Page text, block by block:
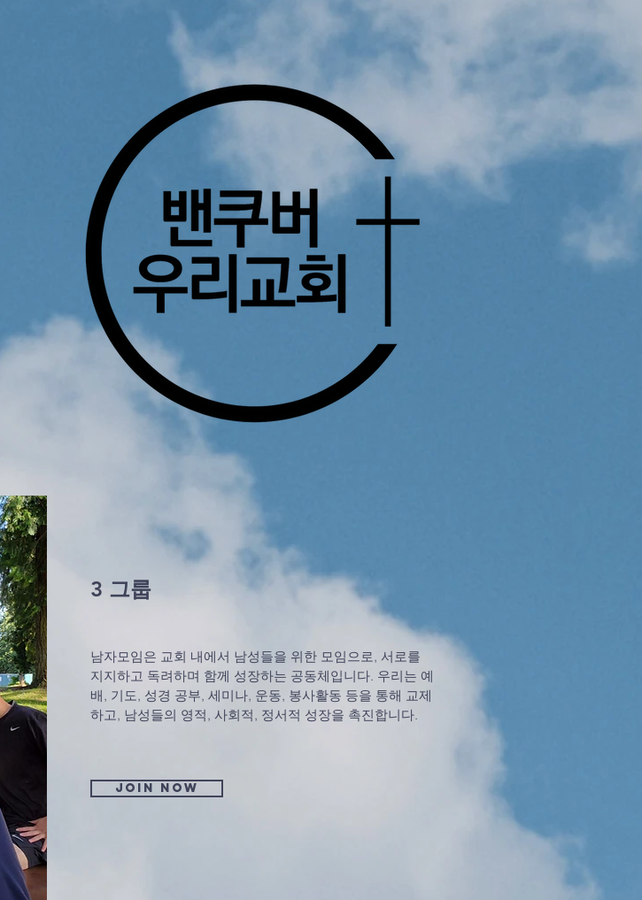
3 그룹
남자모임은 교회 내에서 남성들을 위한 모임으로, 서로를
지지하고 독려하며 함께 성장하는 공동체입니다. 우리는 예
배, 기도, 성경 공부, 세미나, 운동, 봉사활동 등을 통해 교제
하고, 남성들의 영적, 사회적, 정서적 성장을 촉진합니다.
Join now